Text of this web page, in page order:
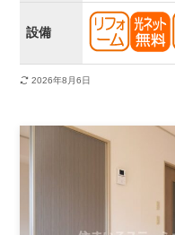
設備
2026年8月6日